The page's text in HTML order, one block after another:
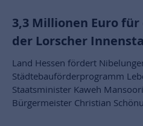
3,3 Millionen Euro für
der Lorscher
Land Hessen fördert
Städtebauförderprogramm
Staatsminister Kaweh
Bürgermeister Christian